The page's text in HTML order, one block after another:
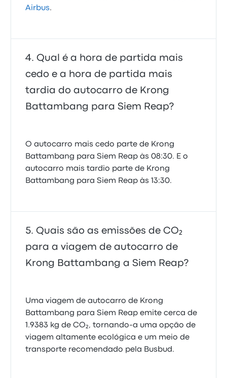
Airbus.
Qual é a hora de partida mais
cedo e a hora de partida mais
tardia do autocarro de Krong
Battambang para Siem Reap?
O autocarro mais cedo parte de Krong
Battambang para Siem Reap às 08:30. E o
autocarro mais tardio parte de Krong
Battambang para Siem Reap às 13:30.
Quais são as emissões de CO₂
para a viagem de autocarro de
Krong Battambang a Siem Reap?
Uma viagem de autocarro de Krong
Battambang para Siem Reap emite cerca de
1.9383 kg de CO₂, tornando-a uma opção de
viagem altamente ecológica e um meio de
transporte recomendado pela Busbud.